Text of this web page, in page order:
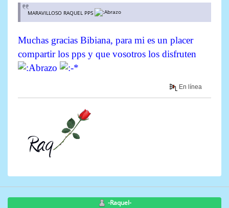
MARAVILLOSO RAQUEL PPS
Muchas gracias Bibiana, para mi es un placer
compartir los pps y que vosotros los disfruten
En línea
-Raquel-